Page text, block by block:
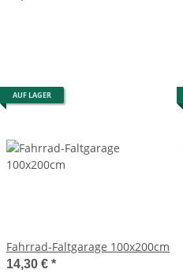
AUF LAGER
Fahrrad-Faltgarage 100x200cm
14,30 € *